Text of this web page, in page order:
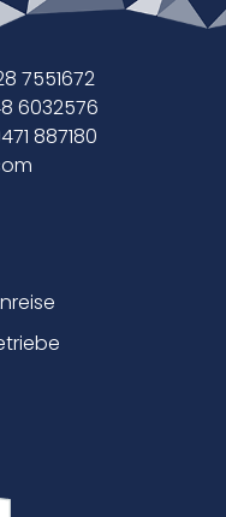
7551672
6032576
887180